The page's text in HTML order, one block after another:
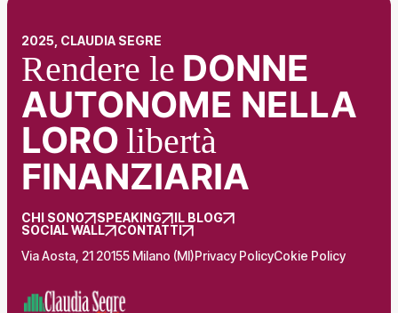
2025, CLAUDIA SEGRE
Rendere le DONNE
AUTONOME NELLA
LORO libertà
FINANZIARIA
CHI SONO SPEAKING
IL BLOG
SOCIAL WALL
CONTATTI
Via Aosta, 21 20155 Milano (MI)Privacy PolicyCokie Policy